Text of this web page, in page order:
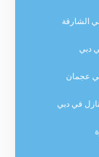
الشارقة
دبي
عجمان
في دبي